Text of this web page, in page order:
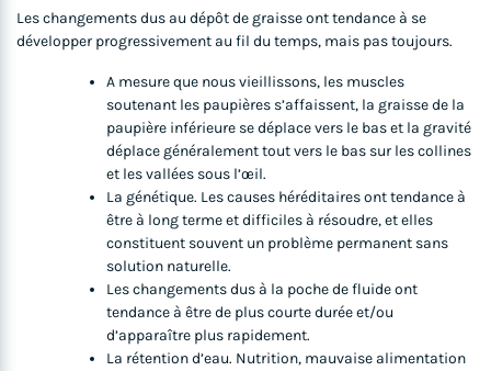
Les changements dus au dépôt de graisse ont tendance à se
développer progressivement au fil du temps, mais pas toujours.
A mesure que nous vieillissons, les muscles
soutenant les paupières s’affaissent, la graisse de la
paupière inférieure se déplace vers le bas et la gravité
déplace généralement tout vers le bas sur les collines
et les vallées sous l’œil.
La génétique. Les causes héréditaires ont tendance à
être à long terme et difficiles à résoudre, et elles
constituent souvent un problème permanent sans
solution naturelle.
Les changements dus à la poche de fluide ont
tendance à être de plus courte durée et/ou
d’apparaître plus rapidement.
La rétention d’eau. Nutrition, mauvaise alimentation